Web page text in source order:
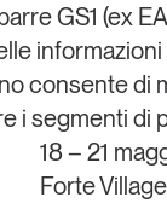
GS1 (ex
con­sente di
i segmenti di
18 – 21
Forte